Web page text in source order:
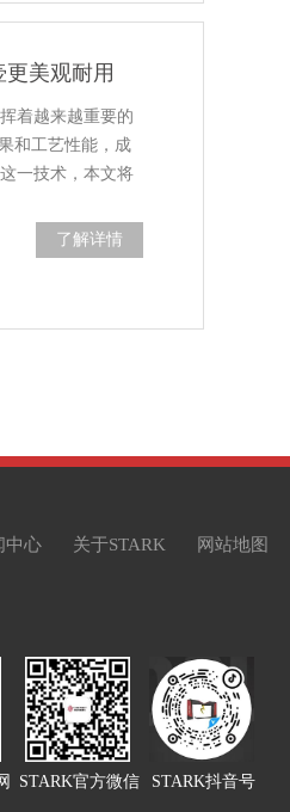
美观耐用
着越来越重要的
和工艺性能，成
一技术，本文将
了解详情
中心 关于STARK 网站地图
STARK官方微信 STARK抖音号